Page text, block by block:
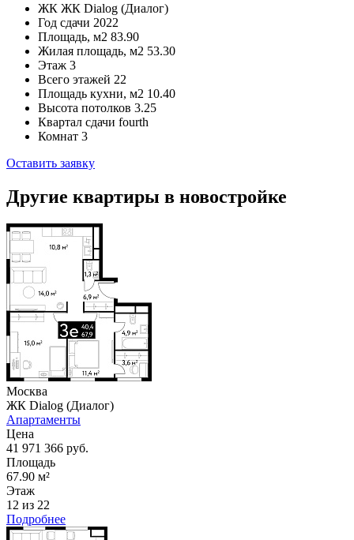
ЖК ЖК Dialog (Диалог)
Год сдачи 2022
Площадь, м2 83.90
Жилая площадь, м2 53.30
Этаж 3
Всего этажей 22
Площадь кухни, м2 10.40
Высота потолков 3.25
Квартал сдачи fourth
Комнат 3
Оставить заявку
Другие квартиры в новостройке
Москва
ЖК Dialog (Диалог)
Апартаменты
Цена
41 971 366 руб.
Площадь
67.90 м²
Этаж
12 из 22
Подробнее